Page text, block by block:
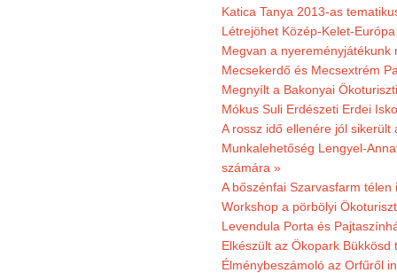
Katica Tanya 2013-as
Létrejöhet Közép-Kelet-
Megvan a nyereményjátékunk
Mecsekerdő és Mecsextrém
Megnyílt a Bakonyai
Mókus Suli Erdészeti Erdei
A rossz idő ellenére jól sikerült
Munkalehetőség Lengyel-
számára »
A bőszénfai Szarvasfarm
Workshop a pörbölyi
Levendula Porta és
Elkészült az Ökopark
Élménybeszámoló az Orfűről